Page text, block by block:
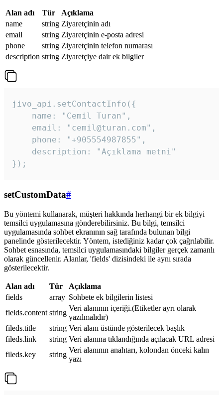
Alan adı Tür
Açıklama
name
string Ziyaretçinin adı
email
string Ziyaretçinin e-posta adresi
phone
string Ziyaretçinin telefon numarası
description string Ziyaretçiye dair ek bilgiler
jivo_api.setContactInfo({
    name: "Cemil Turan",
    email: "cemil@turan.com",
    phone: "+905554987855",
    description: "Açıklama metni"
});
setCustomData#
Bu yöntemi kullanarak, müşteri hakkında herhangi bir ek bilgiyi
temsilci uygulamasına gönderebilirsiniz. Bu bilgi, temsilci
uygulamasında sohbet ekranının sağ tarafında bulunan bilgi
panelinde gösterilecektir. Yöntem, istediğiniz kadar çok çağrılabilir.
Sohbet esnasında, temsilci uygulamasındaki bilgiler gerçek zamanlı
olarak güncellenir. Alanlar, 'fields' dizisindeki ile aynı sırada
gösterilecektir.
Alan adı Tür
Açıklama
fields
array Sohbete ek bilgilerin listesi
fields.content string
Veri alanının içeriği.(Etiketler ayrı olarak
yazılmalıdır)
fileds.title
string Veri alanı üstünde gösterilecek başlık
fileds.link
string Veri alanına tıklandığında açılacak URL adresi
fileds.key
string
Veri alanının anahtarı, kolondan önceki kalın
yazı